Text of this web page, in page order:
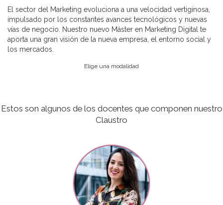
El sector del Marketing evoluciona a una velocidad vertiginosa,
impulsado por los constantes avances tecnológicos y nuevas
vías de negocio. Nuestro nuevo Máster en Marketing Digital te
aporta una gran visión de la nueva empresa, el entorno social y
los mercados.
Elige una modalidad
Estos son algunos de los docentes que componen nuestro
Claustro